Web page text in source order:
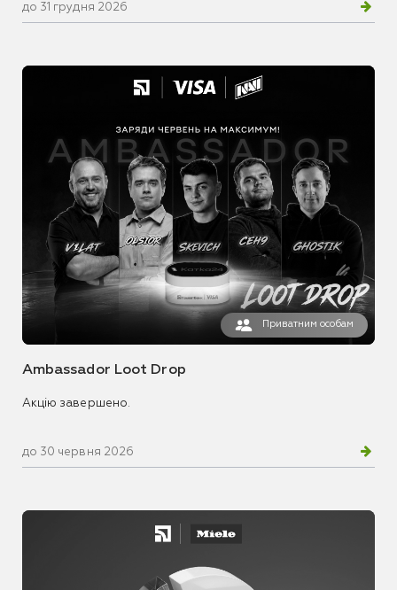
до 31 грудня 2026
Приватним особам
Ambassador Loot Drop
Акцію завершено.
до 30 червня 2026